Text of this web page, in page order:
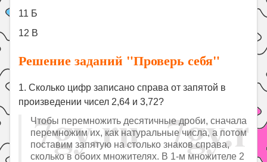
11 Б
12 В
Решение заданий "Проверь себя"
1. Сколько цифр записано справа от запятой в
произведении чисел 2,64 и 3,72?
Чтобы перемножить десятичные дроби, сначала
перемножим их, как натуральные числа, а потом
поставим запятую на столько знаков справа,
сколько в обоих множителях. В 1-м множителе 2